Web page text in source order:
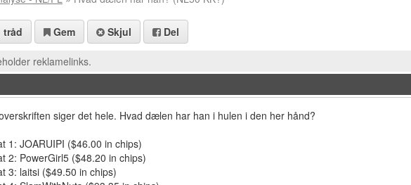
tråd Gem Skjul Del
reklamelinks.
siger det hele. Hvad dælen har han i hulen i den her hånd?
1: JOARUIPI ($46.00 in chips)
2: PowerGirl5 ($48.20 in chips)
3: laitsi ($49.50 in chips)